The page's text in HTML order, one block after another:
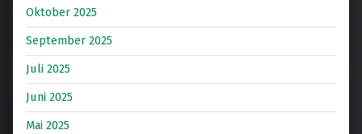
Oktober 2025
September 2025
Juli 2025
Juni 2025
Mai 2025